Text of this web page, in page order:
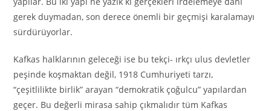
gerek duymadan, son derece önemli bir geçmişi karalamayı
sürdürüyorlar.
Kafkas halklarının geleceği ise bu tekçi- ırkçı ulus devletler
peşinde koşmaktan değil, 1918 Cumhuriyeti tarzı,
“çeşitlilikte birlik” arayan “demokratik çoğulcu” yapılardan
geçer. Bu değerli mirasa sahip çıkmalıdır tüm Kafkas